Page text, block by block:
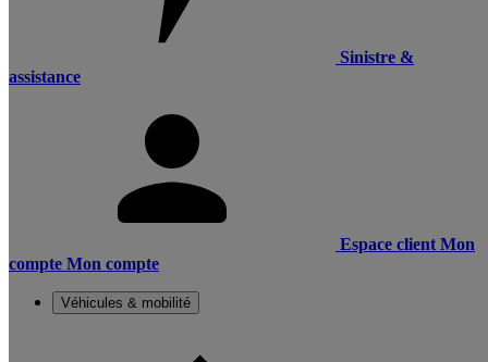
Sinistre &
assistance
Espace client Mon
compte Mon compte
Véhicules & mobilité